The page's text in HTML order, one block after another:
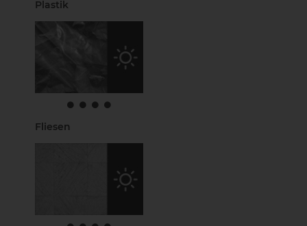
Plastik
Fliesen